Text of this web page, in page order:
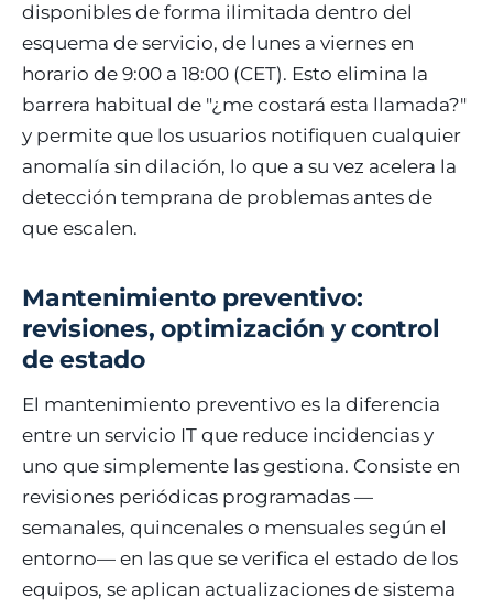
disponibles de forma ilimitada dentro del
esquema de servicio, de lunes a viernes en
horario de 9:00 a 18:00 (CET). Esto elimina la
barrera habitual de "¿me costará esta llamada?"
y permite que los usuarios notifiquen cualquier
anomalía sin dilación, lo que a su vez acelera la
detección temprana de problemas antes de
que escalen.
Mantenimiento preventivo:
revisiones, optimización y control
de estado
El mantenimiento preventivo es la diferencia
entre un servicio IT que reduce incidencias y
uno que simplemente las gestiona. Consiste en
revisiones periódicas programadas —
semanales, quincenales o mensuales según el
entorno— en las que se verifica el estado de los
equipos, se aplican actualizaciones de sistema